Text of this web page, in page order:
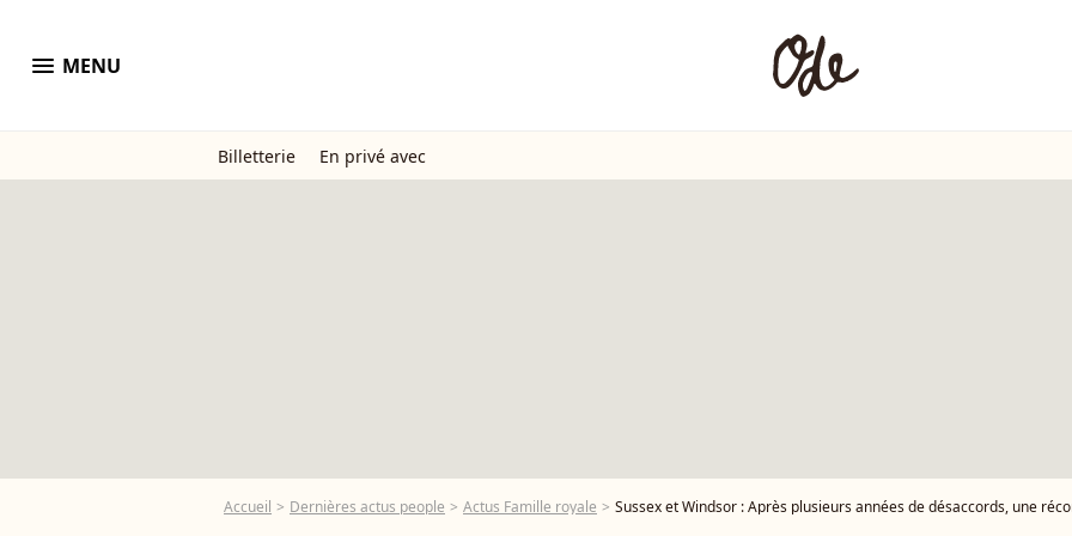
menu MENU
Billetterie En privé avec
Accueil Dernières actus people Actus Famille royale Sussex et Windsor : Après plusieurs années de désaccords, une